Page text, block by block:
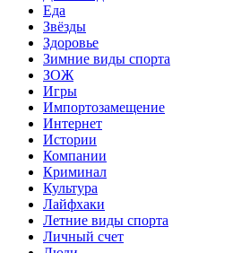
Еда
Звёзды
Здоровье
Зимние виды спорта
ЗОЖ
Игры
Импортозамещение
Интернет
Истории
Компании
Криминал
Культура
Лайфхаки
Летние виды спорта
Личный счет